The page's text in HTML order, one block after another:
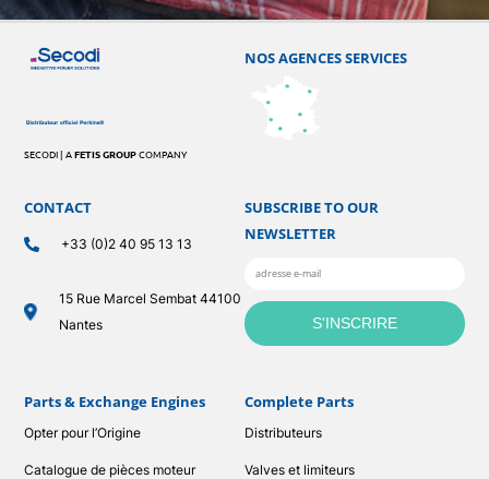
SECODI | AFETIS GROUPCOMPANY
Parts & Exchange Engines
Opter pour l’Origine
Catalogue de pièces moteur
CONTACT
+33 (0)2 40 95 13 13
15 Rue Marcel Sembat 44100
Nantes
Complete Parts
Distributeurs
Valves et limiteurs
NOS AGENCES SERVICES
SUBSCRIBE TO OUR
NEWSLETTER